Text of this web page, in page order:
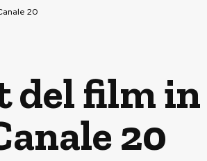
20
del film in
20